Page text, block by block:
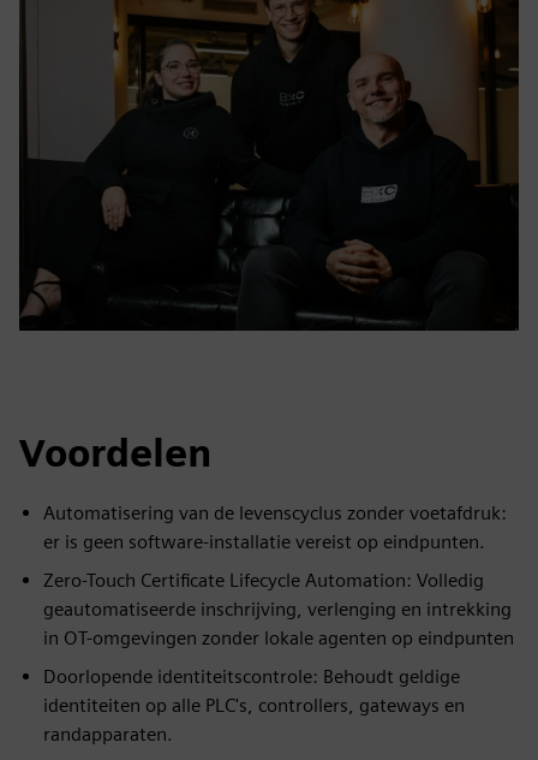
Voordelen
Automatisering van de levenscyclus zonder voetafdruk:
er is geen software-installatie vereist op eindpunten.
Zero-Touch Certificate Lifecycle Automation: Volledig
geautomatiseerde inschrijving, verlenging en intrekking
in OT-omgevingen zonder lokale agenten op eindpunten
Doorlopende identiteitscontrole: Behoudt geldige
identiteiten op alle PLC's, controllers, gateways en
randapparaten.